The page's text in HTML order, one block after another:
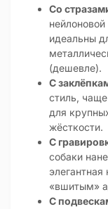
Со
идеальны
(дешевле).
С
стиль,
для
жёсткости.
С
собаки
«вшитым»
С